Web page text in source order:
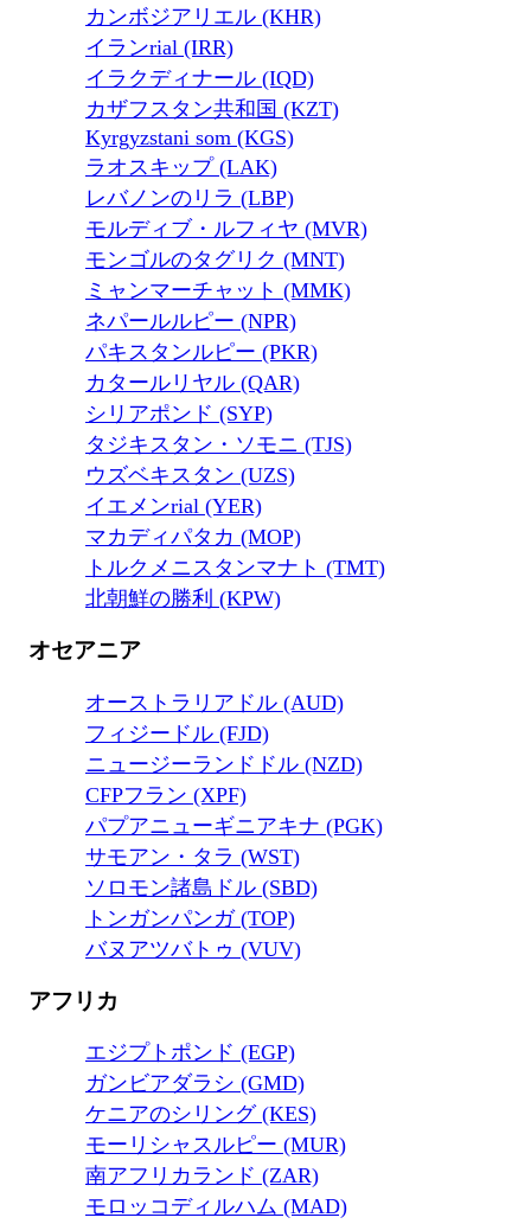
カンボジアリエル (KHR)
イランrial (IRR)
イラクディナール (IQD)
カザフスタン共和国 (KZT)
Kyrgyzstani som (KGS)
ラオスキップ (LAK)
レバノンのリラ (LBP)
モルディブ・ルフィヤ (MVR)
モンゴルのタグリク (MNT)
ミャンマーチャット (MMK)
ネパールルピー (NPR)
パキスタンルピー (PKR)
カタールリヤル (QAR)
シリアポンド (SYP)
タジキスタン・ソモニ (TJS)
ウズベキスタン (UZS)
イエメンrial (YER)
マカディパタカ (MOP)
トルクメニスタンマナト (TMT)
北朝鮮の勝利 (KPW)
オセアニア
オーストラリアドル (AUD)
フィジードル (FJD)
ニュージーランドドル (NZD)
CFPフラン (XPF)
パプアニューギニアキナ (PGK)
サモアン・タラ (WST)
ソロモン諸島ドル (SBD)
トンガンパンガ (TOP)
バヌアツバトゥ (VUV)
アフリカ
エジプトポンド (EGP)
ガンビアダラシ (GMD)
ケニアのシリング (KES)
モーリシャスルピー (MUR)
南アフリカランド (ZAR)
モロッコディルハム (MAD)